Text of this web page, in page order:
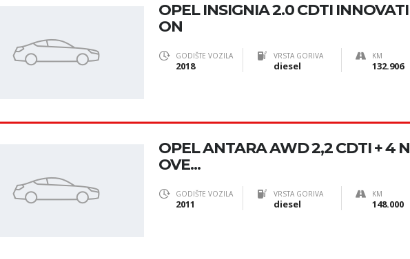
OPEL INSIGNIA 2.0 CDTI INNOVATI
ON
GODIŠTE VOZILA
2018
VRSTA GORIVA
diesel
KM
132.906
OPEL ANTARA AWD 2,2 CDTI + 4 N
OVE...
GODIŠTE VOZILA
2011
VRSTA GORIVA
diesel
KM
148.000